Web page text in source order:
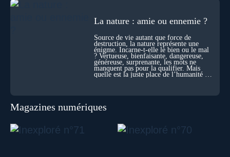
La nature : amie ou ennemie ?
Source de vie autant que force de
destruction, la nature représente une
énigme. Incarne-t-elle le bien ou le mal
? Vertueuse, bienfaisante, dangereuse,
généreuse, surprenante, les mots ne
manquent pas pour la qualifier. Mais
quelle est la juste place de l’humanité au
Magazines numériques